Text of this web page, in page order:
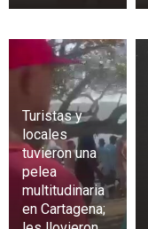
Turistas y
locales
tuvieron una
pelea
multitudinaria
en Cartagena;